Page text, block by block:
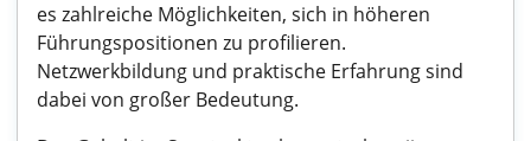
es zahlreiche Möglichkeiten, sich in höheren
Führungspositionen zu profilieren.
Netzwerkbildung und praktische Erfahrung sind
dabei von großer Bedeutung.